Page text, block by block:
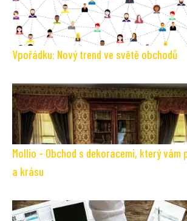
Vpořádku: Nový trend ve světě obchodů
Mollio - Obchod s dekoracemi, který vám
a krásu